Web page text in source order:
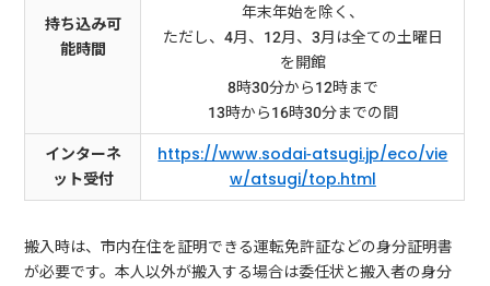
持ち込み可
能時間
年末年始を除く、
ただし、4月、12月、3月は全ての土曜日
を開館
8時30分から12時まで
13時から16時30分までの間
インターネ
ット受付
https://www.sodai-atsugi.jp/eco/vie
w/atsugi/top.html
搬入時は、市内在住を証明できる運転免許証などの身分証明書
が必要です。本人以外が搬入する場合は委任状と搬入者の身分